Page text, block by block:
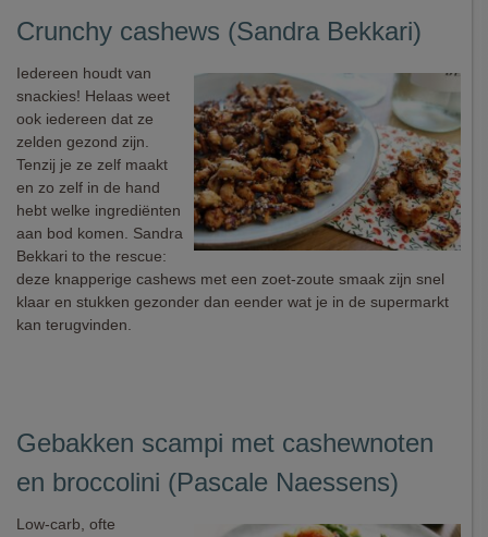
Crunchy cashews (Sandra Bekkari)
Iedereen houdt van
snackies! Helaas weet
ook iedereen dat ze
zelden gezond zijn.
Tenzij je ze zelf maakt
en zo zelf in de hand
hebt welke ingrediënten
aan bod komen. Sandra
Bekkari to the rescue:
deze knapperige cashews met een zoet-zoute smaak zijn snel
klaar en stukken gezonder dan eender wat je in de supermarkt
kan terugvinden.
Gebakken scampi met cashewnoten
en broccolini (Pascale Naessens)
Low-carb, ofte